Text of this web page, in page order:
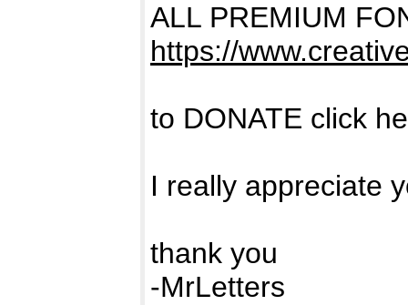
ALL PREMIUM
https://
to DONATE click
I really appreciate
thank you
-MrLetters